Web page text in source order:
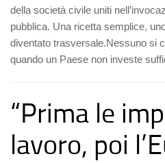
della società civile uniti
pubblica. Una ricetta semplice,
diventato trasversale.Nessuno si
quando un Paese non investe
“Prima le
lavoro, poi